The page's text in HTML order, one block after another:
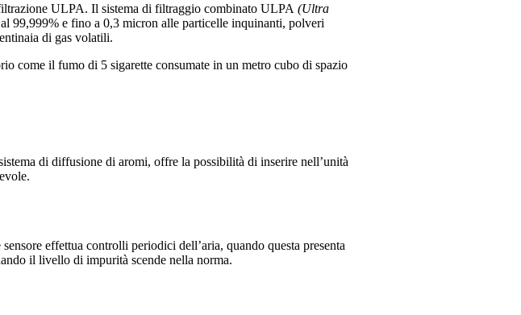
ULPA. Il sistema di filtraggio combinato ULPA (Ultra
99,999% e fino a 0,3 micron alle particelle inquinanti, polveri
di gas volatili.
come il fumo di 5 sigarette consumate in un metro cubo di spazio
di diffusione di aromi, offre la possibilità di inserire nell’unità
effettua controlli periodici dell’aria, quando questa presenta
il livello di impurità scende nella norma.